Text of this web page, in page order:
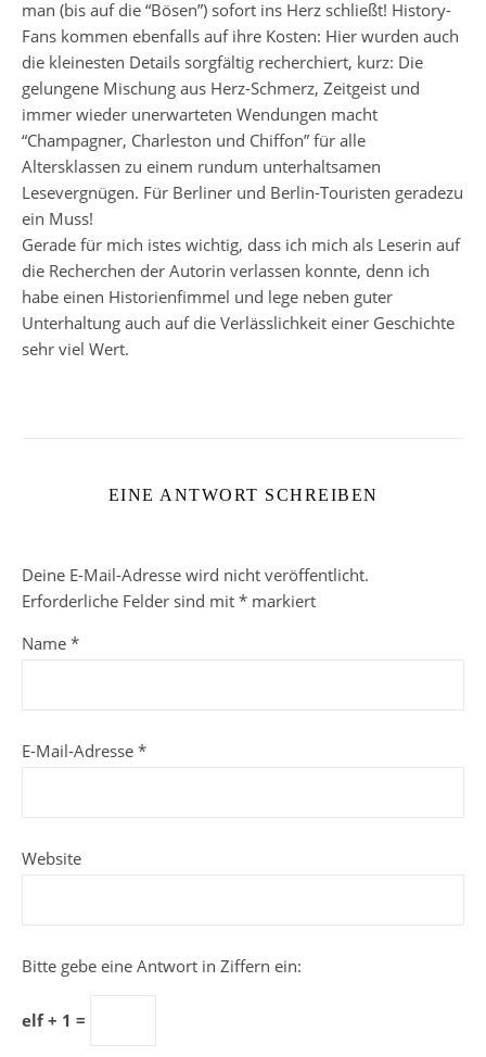
man (bis auf die “Bösen”) sofort ins Herz schließt! History-
Fans kommen ebenfalls auf ihre Kosten: Hier wurden auch
die kleinesten Details sorgfältig recherchiert, kurz: Die
gelungene Mischung aus Herz-Schmerz, Zeitgeist und
immer wieder unerwarteten Wendungen macht
“Champagner, Charleston und Chiffon” für alle
Altersklassen zu einem rundum unterhaltsamen
Lesevergnügen. Für Berliner und Berlin-Touristen geradezu
ein Muss!
Gerade für mich istes wichtig, dass ich mich als Leserin auf
die Recherchen der Autorin verlassen konnte, denn ich
habe einen Historienfimmel und lege neben guter
Unterhaltung auch auf die Verlässlichkeit einer Geschichte
sehr viel Wert.
EINE ANTWORT SCHREIBEN
Deine E-Mail-Adresse wird nicht veröffentlicht.
Erforderliche Felder sind mit * markiert
Name *
E-Mail-Adresse *
Website
Bitte gebe eine Antwort in Ziffern ein:
elf + 1 =